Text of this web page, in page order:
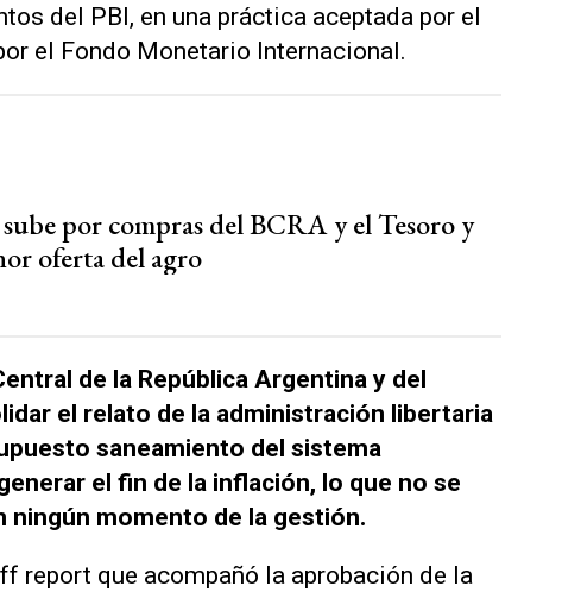
del PBI, en una práctica aceptada por el
el Fondo Monetario Internacional.
por compras del BCRA y el Tesoro y
oferta del agro
de la República Argentina y del
el relato de la administración libertaria
saneamiento del sistema
el fin de la inflación, lo que no se
momento de la gestión.
report que acompañó la aprobación de la